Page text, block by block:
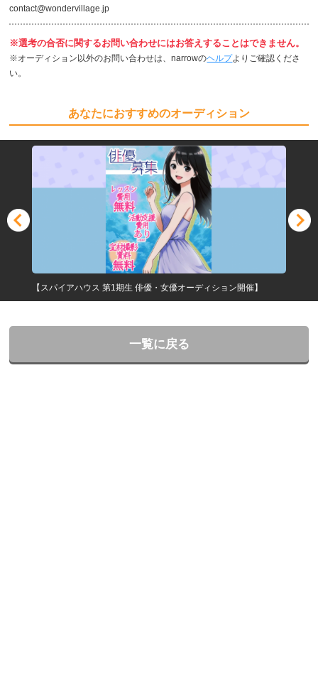
contact@wondervillage.jp
※選考の合否に関するお問い合わせにはお答えすることはできません。
※オーディション以外のお問い合わせは、narrowのヘルプよりご確認くださ
い。
あなたにおすすめのオーディション
【スパイアハウス 第1期生 俳優・女優オーディション開催】
一覧に戻る